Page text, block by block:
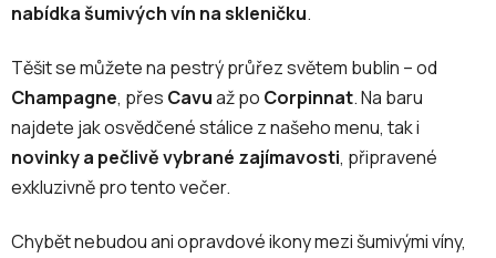
nabídka šumivých vín na skleničku.
Těšit se můžete na pestrý průřez světem bublin – od
Champagne, přes Cavuaž po Corpinnat. Na baru
najdete jak osvědčené stálice z našeho menu, tak i
novinky a pečlivě vybrané zajímavosti, připravené
exkluzivně pro tento večer.
Chybět nebudou ani opravdové ikony mezi šumivými víny,